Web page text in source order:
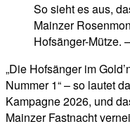
So sieht es aus,
Mainzer
Hofsänger-Mütze.
„Die Hofsänger im
Nummer 1“ – so lautet
Kampagne 2026, und
Mainzer Fastnacht